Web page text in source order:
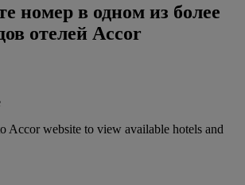
номер в одном из более
отелей Accor
Accor website to view available hotels and